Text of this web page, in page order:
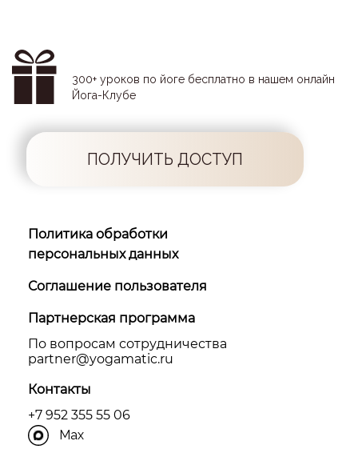
300+ уроков по йоге бесплатно в нашем онлайн
Йога-Клубе
ПОЛУЧИТЬ ДОСТУП
Политика обработки
персональных данных
Соглашение пользователя
Партнерская программа
По вопросам сотрудничества
partner@yоgamatic.ru
Контакты
+7 952 355 55 06
Max